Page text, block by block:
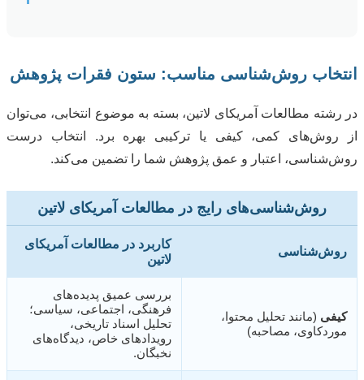
انتخاب روش‌شناسی مناسب: ستون فقرات پژوهش
در رشته مطالعات آمریکای لاتین، بسته به موضوع انتخابی، می‌توان
از روش‌های کمی، کیفی یا ترکیبی بهره برد. انتخاب درست
روش‌شناسی، اعتبار و عمق پژوهش شما را تضمین می‌کند.
روش‌شناسی‌های رایج در مطالعات آمریکای لاتین
روش‌شناسی
کاربرد در مطالعات آمریکای
لاتین
کیفی (مانند تحلیل محتوا،
موردکاوی، مصاحبه)
بررسی عمیق پدیده‌های
فرهنگی، اجتماعی، سیاسی؛
تحلیل اسناد تاریخی،
رویدادهای خاص، دیدگاه‌های
نخبگان.